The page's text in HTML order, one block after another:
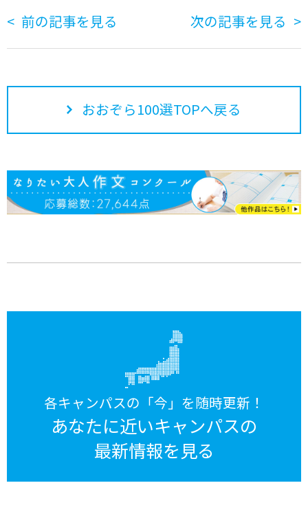
前の記事を見る 次の記事を見る
おおぞら100選TOPへ戻る
各キャンパスの「今」を随時更新！
あなたに近いキャンパスの
最新情報を見る